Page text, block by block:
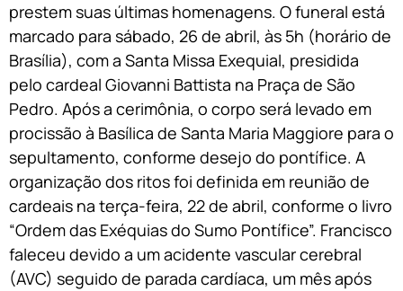
prestem suas últimas homenagens. O funeral está
marcado para sábado, 26 de abril, às 5h (horário de
Brasília), com a Santa Missa Exequial, presidida
pelo cardeal Giovanni Battista na Praça de São
Pedro. Após a cerimônia, o corpo será levado em
procissão à Basílica de Santa Maria Maggiore para o
sepultamento, conforme desejo do pontífice. A
organização dos ritos foi definida em reunião de
cardeais na terça-feira, 22 de abril, conforme o livro
“Ordem das Exéquias do Sumo Pontífice”. Francisco
faleceu devido a um acidente vascular cerebral
(AVC) seguido de parada cardíaca, um mês após